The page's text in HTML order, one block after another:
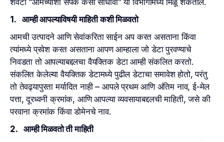
शेवटी “आमच्याशी संपर्क कसा साधावा” या विभागामध्ये मिळू शकतील.
1. आम्ही आपल्याविषयी माहिती कशी मिळवतो
आमची उत्पादने आणि सेवांकरिता साईन अप करत असताना किंवा
त्यांमध्ये प्रवेश करत असताना आपण आम्हाला जो डेटा पुरवण्याचे
निवडता तो आपल्याबद्दलचा वैयक्तिक डेटा आम्ही संकलित करतो.
संकलित केलेल्या वैयक्तिक डेटामध्ये पुढील डेटाचा समावेश होतो, परंतु
तो तेवढ्यापुरता मर्यादित नाही – आपले प्रथम आणि अंतिम नाव, ई-मेल
पत्ता, दूरध्वनी क्रमांक, आणि आपल्या व्यवसायाबद्दलची माहिती, जसे की
परवाना क्रमांक किंवा डोमेनचे नाव.
2. आम्ही मिळवतो ती माहिती